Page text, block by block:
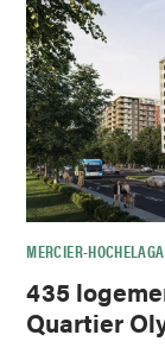
MERCIER-
435
Quartier